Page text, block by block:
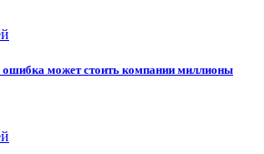
может стоить компании миллионы